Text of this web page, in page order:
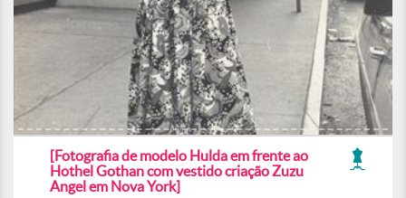
[Fotografia de modelo Hulda em frente ao
Hothel Gothan com vestido criação Zuzu
Angel em Nova York]